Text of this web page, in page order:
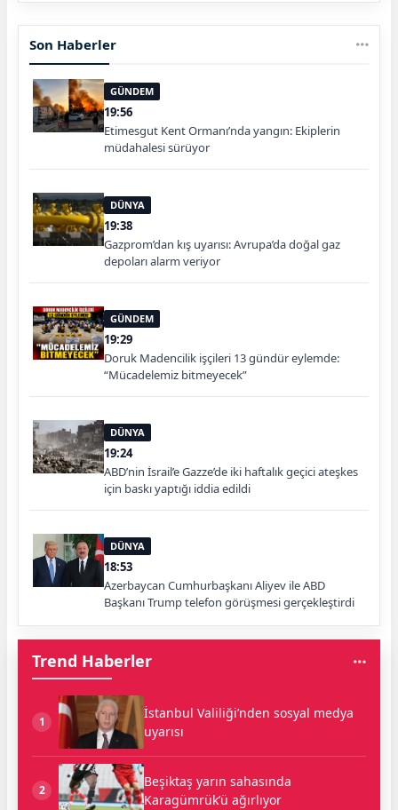
Son Haberler
GÜNDEM
19:56
Etimesgut Kent Ormanı’nda yangın: Ekiplerin
müdahalesi sürüyor
DÜNYA
19:38
Gazprom’dan kış uyarısı: Avrupa’da doğal gaz
depoları alarm veriyor
GÜNDEM
19:29
Doruk Madencilik işçileri 13 gündür eylemde:
“Mücadelemiz bitmeyecek”
DÜNYA
19:24
ABD’nin İsrail’e Gazze’de iki haftalık geçici ateşkes
için baskı yaptığı iddia edildi
DÜNYA
18:53
Azerbaycan Cumhurbaşkanı Aliyev ile ABD
Başkanı Trump telefon görüşmesi gerçekleştirdi
Trend Haberler
1
İstanbul Valiliği’nden sosyal medya
uyarısı
2
Beşiktaş yarın sahasında
Karagümrük’ü ağırlıyor